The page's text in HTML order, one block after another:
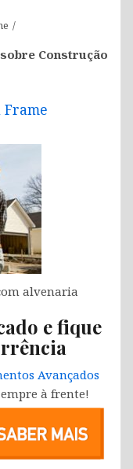
Construção
alvenaria
e fique
Avançados
à frente!